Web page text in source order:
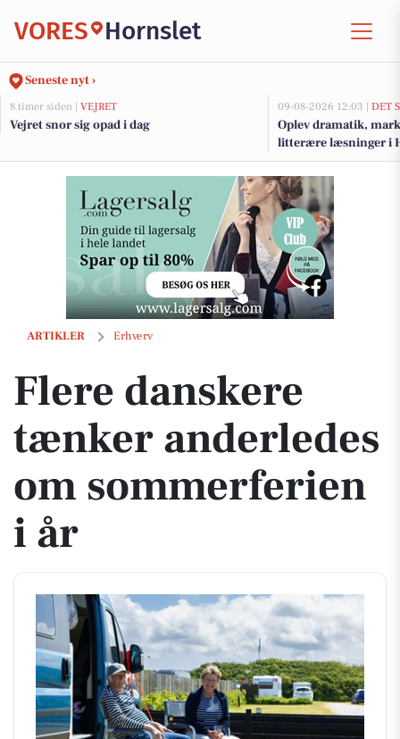
VORES Hornslet
Seneste nyt ›
8 timer siden | VEJRET
Vejret snor sig opad i dag
09-08-2026 12:03 | DET
Oplev dramatik,
litterære læsninger i
ARTIKLER Erhverv
Flere danskere tænker anderledes om sommerferien i år
Flere danskere
tænker anderledes
om sommerferien
i år